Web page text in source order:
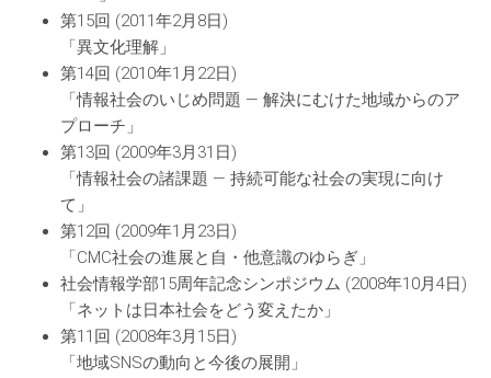
第15回 (2011年2月8日)
「異文化理解」
第14回 (2010年1月22日)
「情報社会のいじめ問題 ― 解決にむけた地域からのア
プローチ」
第13回 (2009年3月31日)
「情報社会の諸課題 ― 持続可能な社会の実現に向け
て」
第12回 (2009年1月23日)
「CMC社会の進展と自・他意識のゆらぎ」
社会情報学部15周年記念シンポジウム (2008年10月4日)
「ネットは日本社会をどう変えたか」
第11回 (2008年3月15日)
「地域SNSの動向と今後の展開」